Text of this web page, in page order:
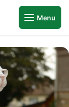
Menu